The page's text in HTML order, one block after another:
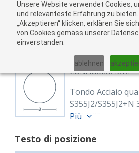
Unsere Website verwendet Cookies,
und relevanteste Erfahrung zu
„Akzeptieren“ klicken, erklären Sie
von Cookies gemäss unserer
einverstanden.
ablehnen
01 02
CONFIGURAZIONE
Tondo Acciaio
S355J2/
8127080
EN 10025-2, EN
Più
Testo di posizione